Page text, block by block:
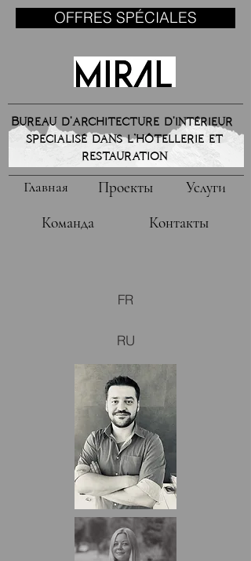
Bureau d'architecture d'intérieur
specialisé dans l’hôtellerie et
restauration
OFFRES SPÉCIALES
Главная Проекты
Услуги
Команда
Контакты
FR
RU